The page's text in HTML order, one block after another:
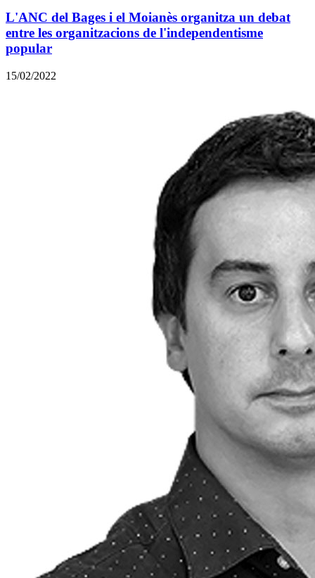
L'ANC del Bages i el Moianès organitza un debat
entre les organitzacions de l'independentisme
popular
15/02/2022